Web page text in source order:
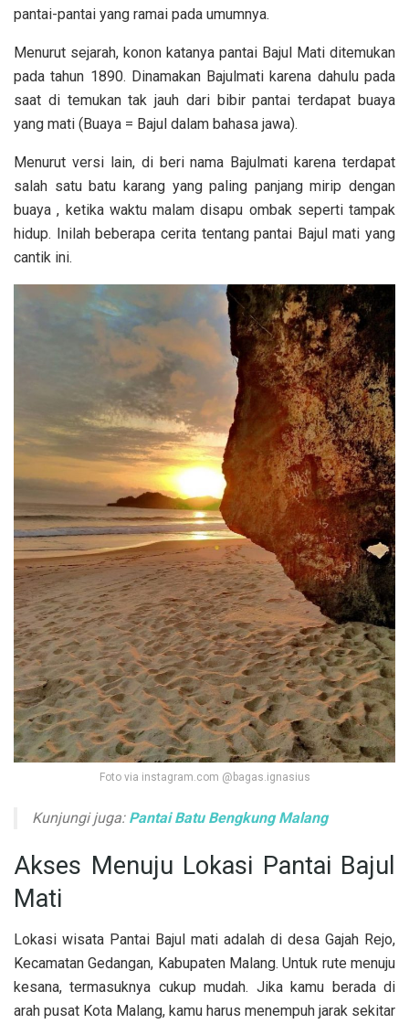
pantai-pantai yang ramai pada umumnya.
Menurut sejarah, konon katanya pantai Bajul Mati ditemukan
pada tahun 1890. Dinamakan Bajulmati karena dahulu pada
saat di temukan tak jauh dari bibir pantai terdapat buaya
yang mati (Buaya = Bajul dalam bahasa jawa).
Menurut versi lain, di beri nama Bajulmati karena terdapat
salah satu batu karang yang paling panjang mirip dengan
buaya , ketika waktu malam disapu ombak seperti tampak
hidup. Inilah beberapa cerita tentang pantai Bajul mati yang
cantik ini.
Foto via instagram.com @bagas.ignasius
Kunjungi juga: Pantai Batu Bengkung Malang
Akses Menuju Lokasi Pantai Bajul
Mati
Lokasi wisata Pantai Bajul mati adalah di desa Gajah Rejo,
Kecamatan Gedangan, Kabupaten Malang. Untuk rute menuju
kesana, termasuknya cukup mudah. Jika kamu berada di
arah pusat Kota Malang, kamu harus menempuh jarak sekitar